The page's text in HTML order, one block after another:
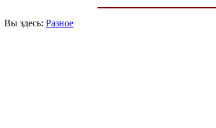
Вы здесь: Разное